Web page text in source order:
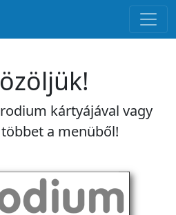
kártyájával vagy
a menüből!